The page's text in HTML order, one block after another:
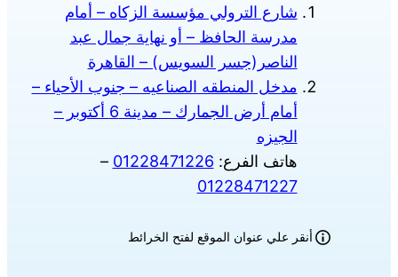
شارع الترولي مؤسسة الزكاه – أمام
مدرسة الحافظ – أو نهاية جمال عبد
الناصر(جسر السويس) – القاهرة
مدخل المنطقه الصناعيه – جنوب الأحياء –
أمام أرض الجمارك – مدينة 6 أكتوبر –
الجيزه
هاتف الفرع: 01228471226
–
01228471227
أنقر علي عنوان الموقع لفتح الخرائط